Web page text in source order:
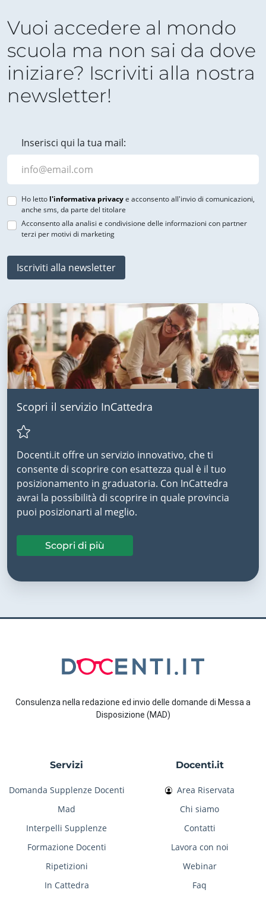
Vuoi accedere al mondo
scuola ma non sai da dove
iniziare? Iscriviti alla nostra
newsletter!
Inserisci qui la tua mail:
Ho letto l'informativa privacye acconsento all'invio di comunicazioni,
anche sms, da parte del titolare
Acconsento alla analisi e condivisione delle informazioni con partner
terzi per motivi di marketing
Iscriviti alla newsletter
Scopri il servizio InCattedra
Docenti.it offre un servizio innovativo, che ti
consente di scoprire con esattezza qual è il tuo
posizionamento in graduatoria. Con InCattedra
avrai la possibilità di scoprire in quale provincia
puoi posizionarti al meglio.
Scopri di più
Consulenza nella redazione ed invio delle domande di Messa a
Disposizione (MAD)
Servizi
Domanda Supplenze Docenti
Mad
Interpelli Supplenze
Formazione Docenti
Ripetizioni
In Cattedra
Docenti.it
Area Riservata
Chi siamo
Contatti
Lavora con noi
Webinar
Faq